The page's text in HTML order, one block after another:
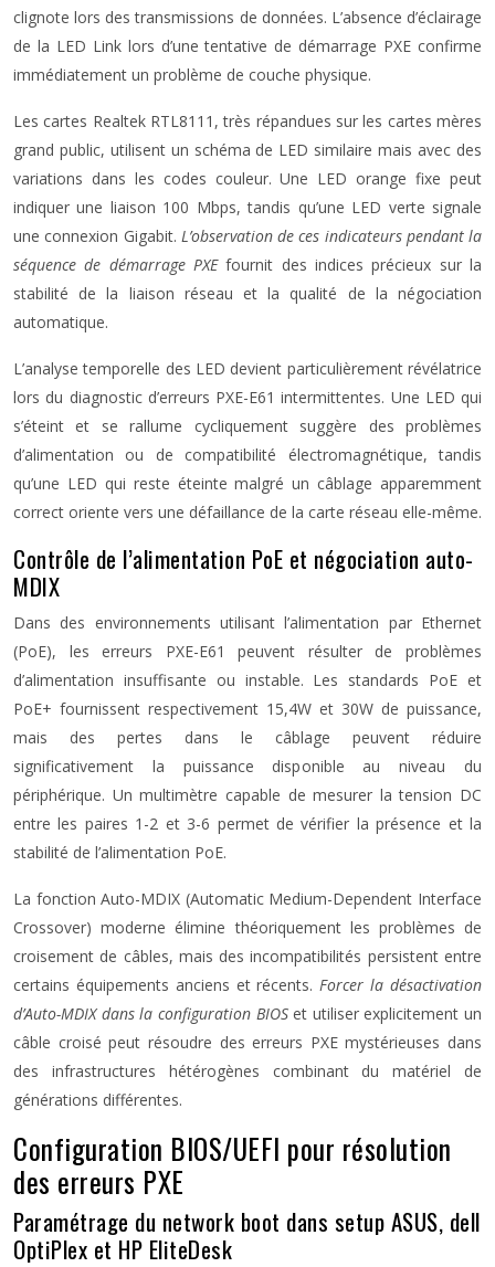
clignote lors des transmissions de données. L’absence d’éclairage
de la LED Link lors d’une tentative de démarrage PXE confirme
immédiatement un problème de couche physique.
Les cartes Realtek RTL8111, très répandues sur les cartes mères
grand public, utilisent un schéma de LED similaire mais avec des
variations dans les codes couleur. Une LED orange fixe peut
indiquer une liaison 100 Mbps, tandis qu’une LED verte signale
une connexion Gigabit. L’observation de ces indicateurs pendant la
séquence de démarrage PXEfournit des indices précieux sur la
stabilité de la liaison réseau et la qualité de la négociation
automatique.
L’analyse temporelle des LED devient particulièrement révélatrice
lors du diagnostic d’erreurs PXE-E61 intermittentes. Une LED qui
s’éteint et se rallume cycliquement suggère des problèmes
d’alimentation ou de compatibilité électromagnétique, tandis
qu’une LED qui reste éteinte malgré un câblage apparemment
correct oriente vers une défaillance de la carte réseau elle-même.
Contrôle de l’alimentation PoE et négociation auto-
MDIX
Dans des environnements utilisant l’alimentation par Ethernet
(PoE), les erreurs PXE-E61 peuvent résulter de problèmes
d’alimentation insuffisante ou instable. Les standards PoE et
PoE+ fournissent respectivement 15,4W et 30W de puissance,
mais des pertes dans le câblage peuvent réduire
significativement la puissance disponible au niveau du
périphérique. Un multimètre capable de mesurer la tension DC
entre les paires 1-2 et 3-6 permet de vérifier la présence et la
stabilité de l’alimentation PoE.
La fonction Auto-MDIX (Automatic Medium-Dependent Interface
Crossover) moderne élimine théoriquement les problèmes de
croisement de câbles, mais des incompatibilités persistent entre
certains équipements anciens et récents.Forcer la désactivation
d’Auto-MDIX dans la configuration BIOS et utiliser explicitement un
câble croisé peut résoudre des erreurs PXE mystérieuses dans
des infrastructures hétérogènes combinant du matériel de
générations différentes.
Configuration BIOS/UEFI pour résolution
des erreurs PXE
Paramétrage du network boot dans setup ASUS, dell
OptiPlex et HP EliteDesk